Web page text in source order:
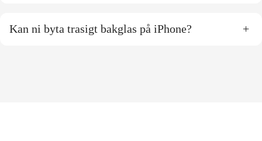
Kan ni byta trasigt bakglas på iPhone? +